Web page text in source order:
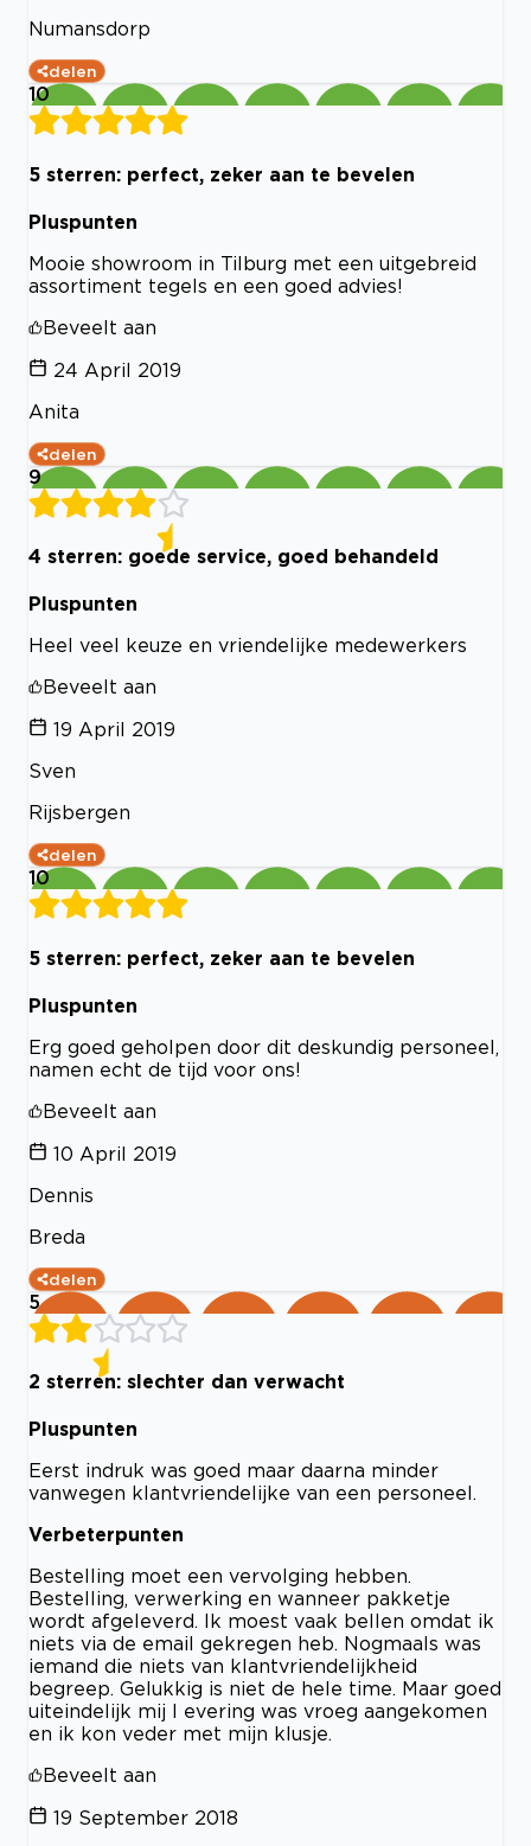
Numansdorp
delen
10
5 sterren: perfect, zeker aan te bevelen
Pluspunten
Mooie showroom in Tilburg met een uitgebreid
assortiment tegels en een goed advies!
Beveelt aan
24 April 2019
Anita
delen
9
4 sterren: goede service, goed behandeld
Pluspunten
Heel veel keuze en vriendelijke medewerkers
Beveelt aan
19 April 2019
Sven
Rijsbergen
delen
10
5 sterren: perfect, zeker aan te bevelen
Pluspunten
Erg goed geholpen door dit deskundig personeel,
namen echt de tijd voor ons!
Beveelt aan
10 April 2019
Dennis
Breda
delen
5
2 sterren: slechter dan verwacht
Pluspunten
Eerst indruk was goed maar daarna minder
vanwegen klantvriendelijke van een personeel.
Verbeterpunten
Bestelling moet een vervolging hebben.
Bestelling, verwerking en wanneer pakketje
wordt afgeleverd. Ik moest vaak bellen omdat ik
niets via de email gekregen heb. Nogmaals was
iemand die niets van klantvriendelijkheid
begreep. Gelukkig is niet de hele time. Maar goed
uiteindelijk mij l evering was vroeg aangekomen
en ik kon veder met mijn klusje.
Beveelt aan
19 September 2018